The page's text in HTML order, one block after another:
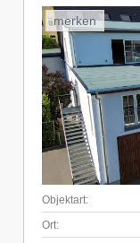
merken
Objektart:
Ort: